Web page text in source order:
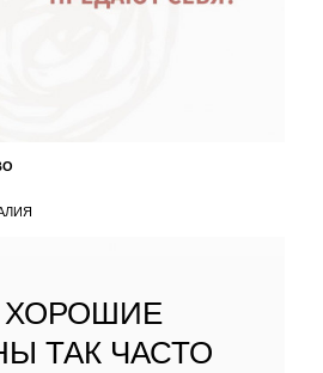
ТАК ЧАСТО